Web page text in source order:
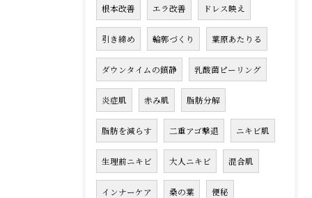
根本改善 エラ改善 ドレス映え
引き締め 輪郭づくり 葉原あたりる
ダウンタイムの鎮静 乳酸菌ピーリング
炎症肌 赤み肌 脂肪分解
脂肪を減らす 二重アゴ撃退 ニキビ肌
生理前ニキビ 大人ニキビ 混合肌
インナーケア 桑の葉 便秘